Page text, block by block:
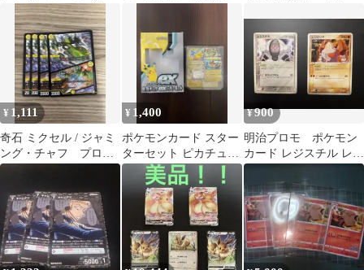
¥ 1,111
奇石 ミクセル / ジャミ
ング・チャフ プロ
モ 4枚
¥ 1,400
ポケモンカード スター
ターセット ピカチュウ
ex＆パーモット プロ
モはモトトカゲ
¥900
明治プロモ ポケモン
カード レジスチル レジ
ロック 2枚セット